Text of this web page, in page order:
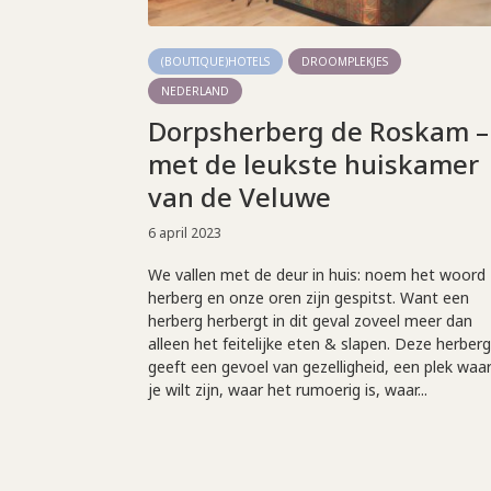
(BOUTIQUE)HOTELS
DROOMPLEKJES
NEDERLAND
Dorpsherberg de Roskam –
met de leukste huiskamer
van de Veluwe
6 april 2023
We vallen met de deur in huis: noem het woord
herberg en onze oren zijn gespitst. Want een
herberg herbergt in dit geval zoveel meer dan
alleen het feitelijke eten & slapen. Deze herberg
geeft een gevoel van gezelligheid, een plek waar
je wilt zijn, waar het rumoerig is, waar...